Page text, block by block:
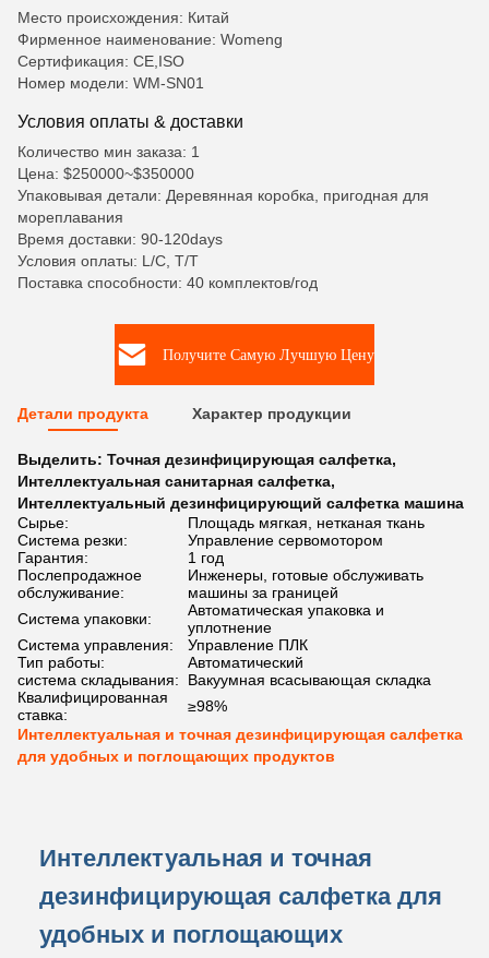
Место происхождения: Китай
Фирменное наименование: Womeng
Сертификация: CE,ISO
Номер модели: WM-SN01
Условия оплаты & доставки
Количество мин заказа: 1
Цена: $250000~$350000
Упаковывая детали: Деревянная коробка, пригодная для
мореплавания
Время доставки: 90-120days
Условия оплаты: L/C, T/T
Поставка способности: 40 комплектов/год
Получите Самую Лучшую Цену
Детали продукта Характер продукции
Выделить: Точная дезинфицирующая салфетка,
Интеллектуальная санитарная салфетка,
Интеллектуальный дезинфицирующий салфетка машина
Сырье:
Площадь мягкая, нетканая ткань
Система резки:
Управление сервомотором
Гарантия:
1 год
Послепродажное
обслуживание:
Инженеры, готовые обслуживать
машины за границей
Система упаковки:
Автоматическая упаковка и
уплотнение
Система управления:
Управление ПЛК
Тип работы:
Автоматический
система складывания:
Вакуумная всасывающая складка
Квалифицированная
ставка:
≥98%
Интеллектуальная и точная дезинфицирующая салфетка
для удобных и поглощающих продуктов
Интеллектуальная и точная
дезинфицирующая салфетка для
удобных и поглощающих